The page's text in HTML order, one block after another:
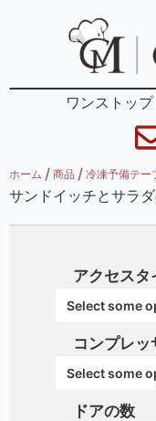
ワンストッ
サンドイッチとサラ
ホーム / 商品 / 冷凍予備テー
アクセスタ
Select some
コンプレ
Select some
ドアの数